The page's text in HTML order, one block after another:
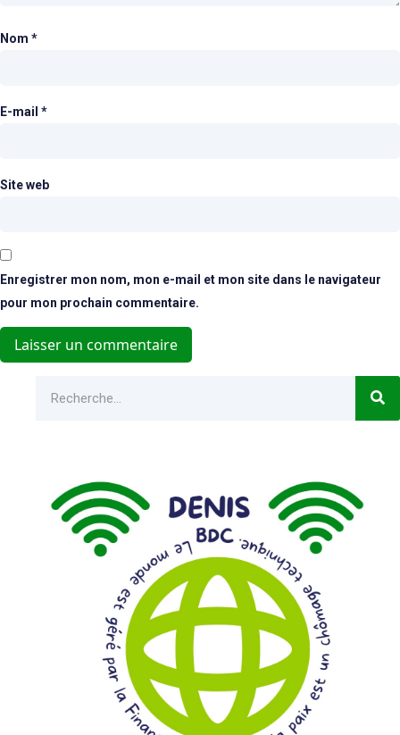
Nom *
E-mail *
Site web
Enregistrer mon nom, mon e-mail et mon site dans le navigateur
pour mon prochain commentaire.